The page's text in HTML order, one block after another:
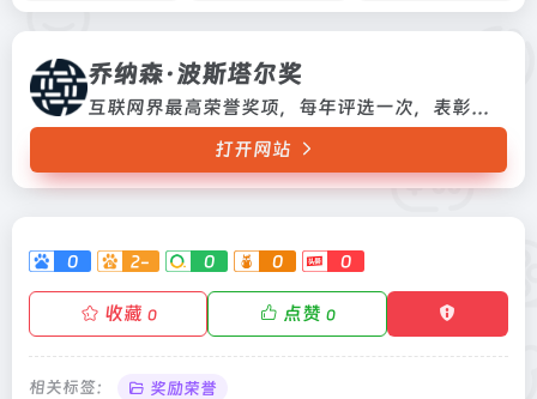
乔纳森·波斯塔尔奖
互联网界最高荣誉奖项，每年评选一次，表彰为互联网发展作出杰出贡献的个人和组织互联网界最高荣誉奖项，每年评选一次，表彰为互联网发展作出杰出贡献的个人和组织
打开网站
0 2- 0 0 0
收藏 0 点赞 0
相关标签： 奖励荣誉